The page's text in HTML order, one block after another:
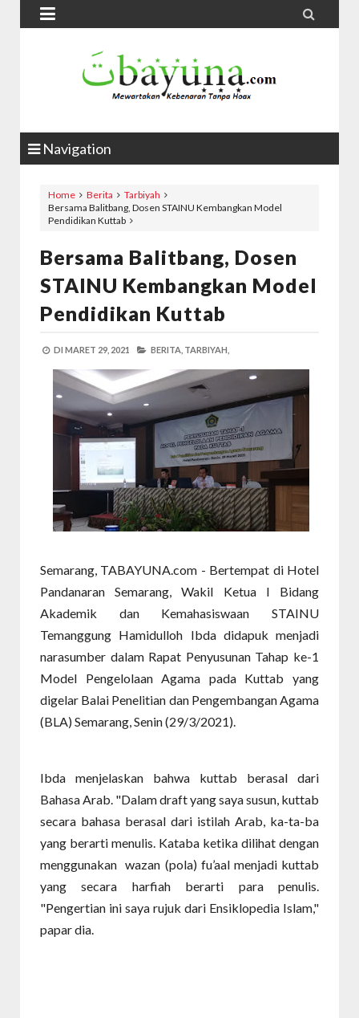
 
Navigation
Home Berita
Tarbiyah
Bersama Balitbang, Dosen STAINU Kembangkan Model
Pendidikan Kuttab
Bersama Balitbang, Dosen
STAINU Kembangkan Model
Pendidikan Kuttab
DI MARET 29, 2021 BERITA, TARBIYAH,
Semarang, TABAYUNA.com - Bertempat di Hotel
Pandanaran Semarang, Wakil Ketua I Bidang
Akademik dan Kemahasiswaan STAINU
Temanggung Hamidulloh Ibda didapuk menjadi
narasumber dalam Rapat Penyusunan Tahap ke-1
Model Pengelolaan Agama pada Kuttab yang
digelar Balai Penelitian dan Pengembangan Agama
(BLA) Semarang, Senin (29/3/2021).
Ibda menjelaskan bahwa kuttab berasal dari
Bahasa Arab. "Dalam draft yang saya susun, kuttab
secara bahasa berasal dari istilah Arab, ka-ta-ba
yang berarti menulis. Kataba ketika dilihat dengan
menggunakan wazan (pola) fu’aal menjadi kuttab
yang secara harfiah berarti para penulis.
"Pengertian ini saya rujuk dari Ensiklopedia Islam,"
papar dia.